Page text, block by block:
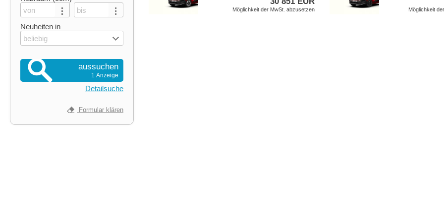
Neuheiten in
beliebig
aussuchen
1 Anzeige
Detailsuche
Formular klären
Möglichkeit der MwSt. abzusetzen Möglichkeit